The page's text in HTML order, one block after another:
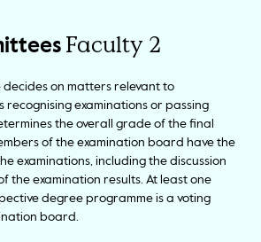
Faculty 2
decides on matters relevant to
recognising examinations or passing
the overall grade of the final
of the examination board have the
examinations, including the discussion
the examination results. At least one
degree programme is a voting
board.